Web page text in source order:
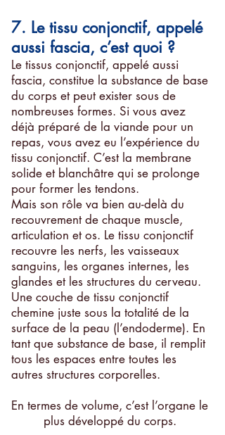
7. Le tissu conjonctif, appelé
aussi fascia, c’est quoi ?
Le tissus conjonctif, appelé aussi
fascia, constitue la substance de base
du corps et peut exister sous de
nombreuses formes. Si vous avez
déjà préparé de la viande pour un
repas, vous avez eu l’expérience du
tissu conjonctif. C’est la membrane
solide et blanchâtre qui se prolonge
pour former les tendons.
Mais son rôle va bien au-delà du
recouvrement de chaque muscle,
articulation et os. Le tissu conjonctif
recouvre les nerfs, les vaisseaux
sanguins, les organes internes, les
glandes et les structures du cerveau.
Une couche de tissu conjonctif
chemine juste sous la totalité de la
surface de la peau (l’endoderme). En
tant que substance de base, il remplit
tous les espaces entre toutes les
autres structures corporelles.
En termes de volume, c’est l’organe le
plus développé du corps.